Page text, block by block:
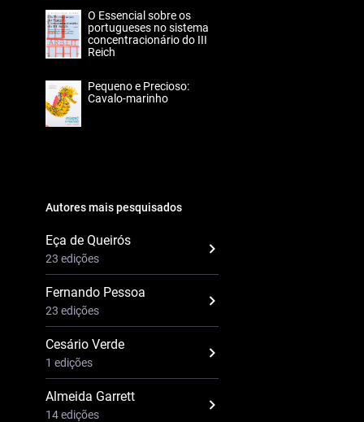
O Essencial sobre os
portugueses no sistema
concentracionário do III
Reich
Pequeno e Precioso:
Cavalo-marinho
Autores mais pesquisados
Eça de Queirós
23 edições
Fernando Pessoa
23 edições
Cesário Verde
1 edições
Almeida Garrett
14 edições